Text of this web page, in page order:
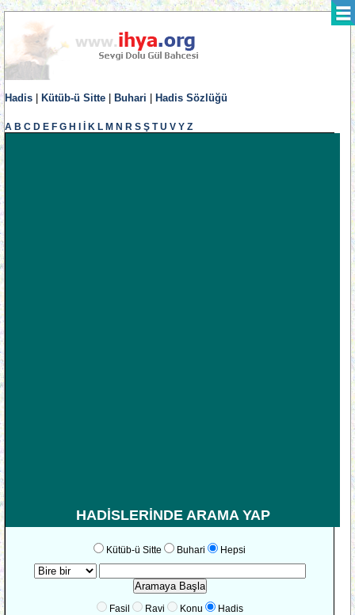
Hadis Kütüb-ü Sitte Buhari Hadis Sözlüğü
A B C D E F G H K L M N R S Ş T U V Y Z
HADİSLERİNDE ARAMA YAP
Kütüb-ü Sitte Buhari Hepsi
Fasil Ravi Konu Hadis